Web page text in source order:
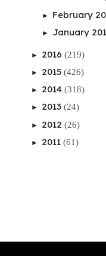
► February
► January
► 2016 (219)
► 2015 (426)
► 2014 (318)
► 2013 (24)
► 2012 (26)
► 2011 (61)